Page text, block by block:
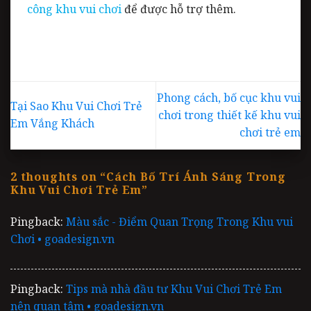
công khu vui chơi để được hỗ trợ thêm.
Tại Sao Khu Vui Chơi Trẻ
Em Vắng Khách
Phong cách, bố cục khu vui
chơi trong thiết kế khu vui
chơi trẻ em
2 thoughts on “Cách Bố Trí Ánh Sáng Trong
Khu Vui Chơi Trẻ Em”
Pingback: Màu sắc - Điểm Quan Trọng Trong Khu vui
Chơi • goadesign.vn
Pingback: Tips mà nhà đầu tư Khu Vui Chơi Trẻ Em
nên quan tâm • goadesign.vn